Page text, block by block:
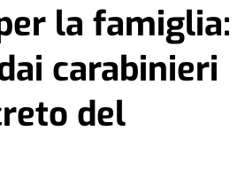
la famiglia:
carabinieri
del